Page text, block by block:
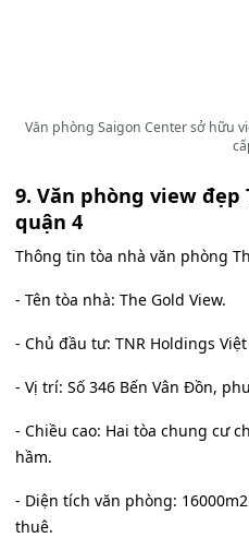
Văn phòng Saigon Center sở hữu
9. Văn phòng view đẹp
quận 4
Thông tin tòa nhà văn phòng
- Tên tòa nhà: The Gold View.
- Chủ đầu tư: TNR Holdings
- Vị trí: Số 346 Bến Vân Đồn,
- Chiều cao: Hai tòa chung cư
hầm.
- Diện tích văn phòng:
thuê.